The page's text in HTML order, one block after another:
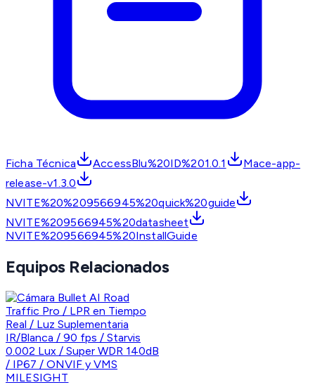
Ficha Técnica AccessBlu%20ID%201.0.1
Mace-app-
release-v1.3.0
NVITE%20%209566945%20quick%20guide
NVITE%209566945%20datasheet
NVITE%209566945%20InstallGuide
Equipos Relacionados
MILESIGHT